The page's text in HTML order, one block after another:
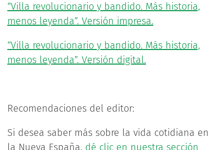
“Villa revolucionario y bandido. Más historia,
menos leyenda”. Versión impresa.
“Villa revolucionario y bandido. Más historia,
menos leyenda”. Versión digital.
Recomendaciones del editor:
Si desea saber más sobre la vida cotidiana en
la Nueva España, dé clic en nuestra sección